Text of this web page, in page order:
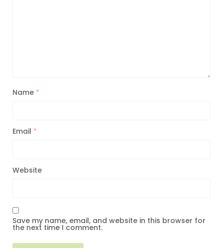
Name *
Email *
Website
Save my name, email, and website in this browser for
the next time I comment.